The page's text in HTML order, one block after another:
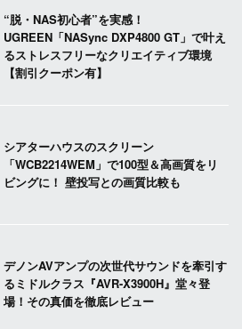
“脱・NAS初心者”を実感！
UGREEN「NASync DXP4800 GT」で叶え
るストレスフリーなクリエイティブ環境
【割引クーポン有】
シアターハウスのスクリーン
「WCB2214WEM」で100型＆高画質をリ
ビングに！ 壁投写との画質比較も
デノンAVアンプの次世代サウンドを牽引す
るミドルクラス『AVR-X3900H』堂々登
場！その真価を徹底レビュー